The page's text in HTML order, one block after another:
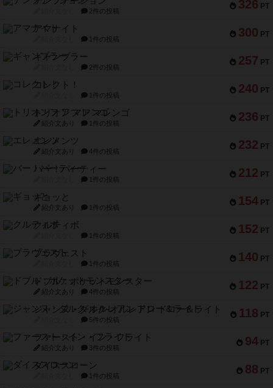
326 PT
2件の投稿
300 PT
アマナイト
1件の投稿
257 PT
ギャンブラー
2件の投稿
240 PT
コレクト！
1件の投稿
236 PT
トリオンフ ア マレンゴ
紹介文あり 1件の投稿
232 PT
エレメンツ
紹介文あり 4件の投稿
212 PT
バー！パーティー
1件の投稿
154 PT
ギョッと
紹介文あり 1件の投稿
152 PT
クルティボ
1件の投稿
140 PT
ブラヴェスト
1件の投稿
122 PT
ドブル：ポケットモンスター
紹介文あり 4件の投稿
118 PT
ジャンヌ・ダルク-オルレアン ドロー＆ライト
5件の投稿
94 PT
ファースト・イン・フライト
紹介文あり 3件の投稿
88 PT
ダイススローン
1件の投稿